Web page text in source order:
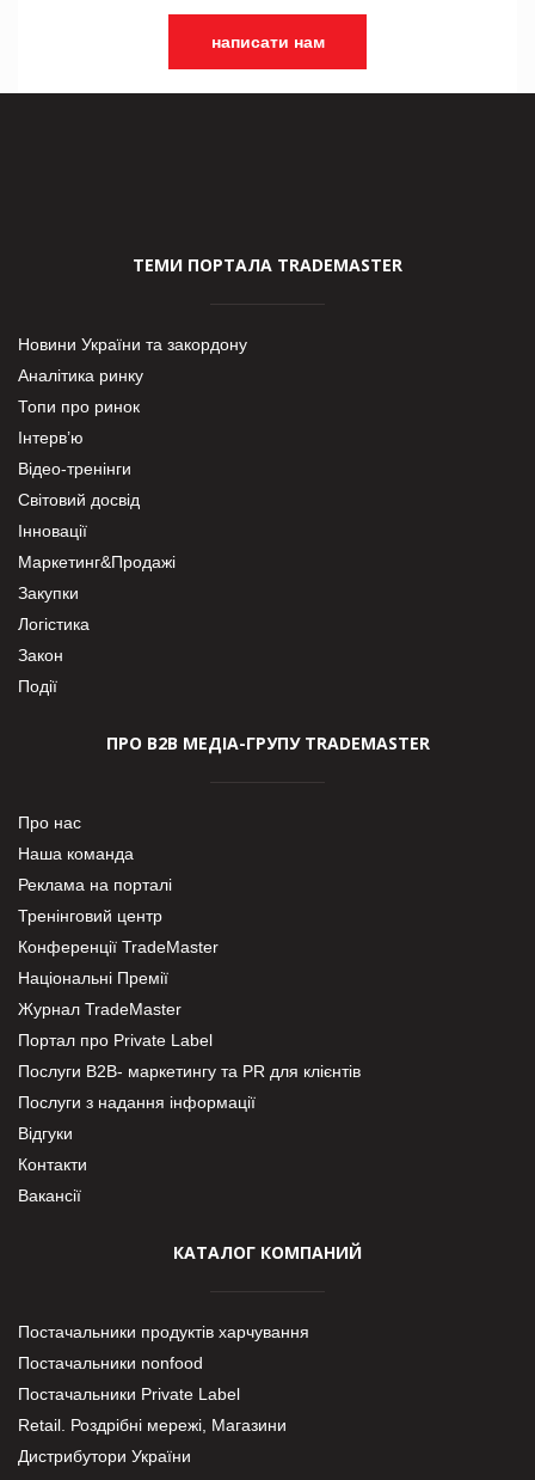
написати нам
ТЕМИ ПОРТАЛА TRADEMASTER
Новини України та закордону
Аналітика ринку
Топи про ринок
Інтерв’ю
Відео-тренінги
Світовий досвід
Інновації
Маркетинг&Продажі
Закупки
Логістика
Закон
Події
ПРО В2В МЕДІА-ГРУПУ TRADEMASTER
Про нас
Наша команда
Реклама на порталі
Тренінговий центр
Конференції TradeMaster
Національні Премії
Журнал TradeMaster
Портал про Private Label
Послуги В2В- маркетингу та PR для клієнтів
Послуги з надання інформації
Відгуки
Контакти
Вакансії
КАТАЛОГ КОМПАНИЙ
Постачальники продуктів харчування
Постачальники nonfood
Постачальники Private Label
Retail. Роздрібні мережі, Магазини
Дистрибутори України